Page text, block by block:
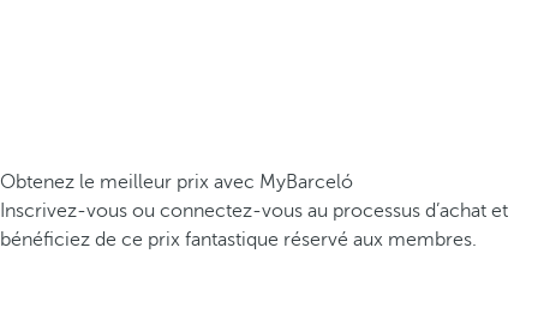
Obtenez le meilleur prix avec MyBarceló
Inscrivez-vous ou connectez-vous au processus d’achat et
bénéficiez de ce prix fantastique réservé aux membres.